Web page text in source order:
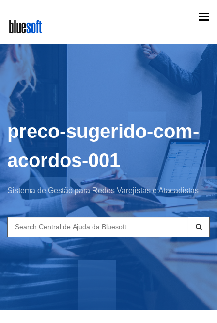
main
content
preco-sugerido-com-
acordos-001
Sistema de Gestão para Redes Varejistas e Atacadistas
Search
for: